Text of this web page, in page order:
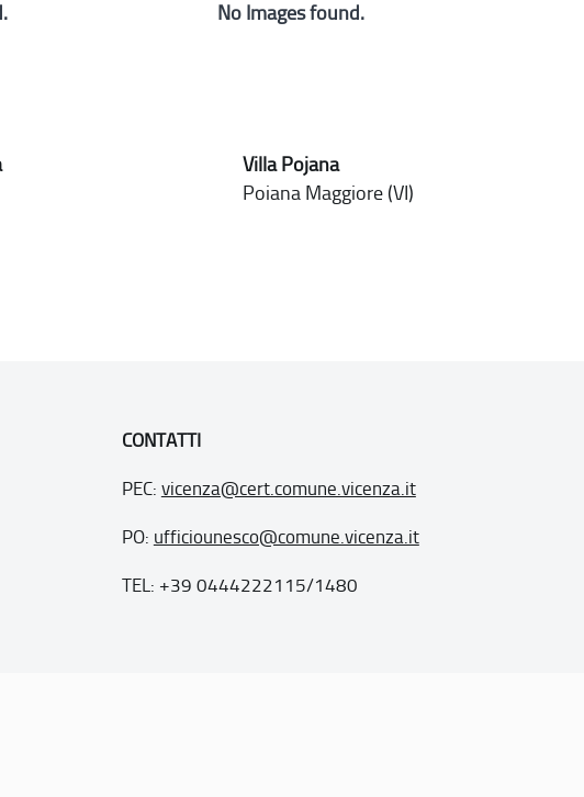
No Images found.
Villa Pojana
Poiana Maggiore (VI)
CONTATTI
PEC: vicenza@cert.comune.vicenza.it
PO: ufficiounesco@comune.vicenza.it
TEL: +39 0444222115/1480